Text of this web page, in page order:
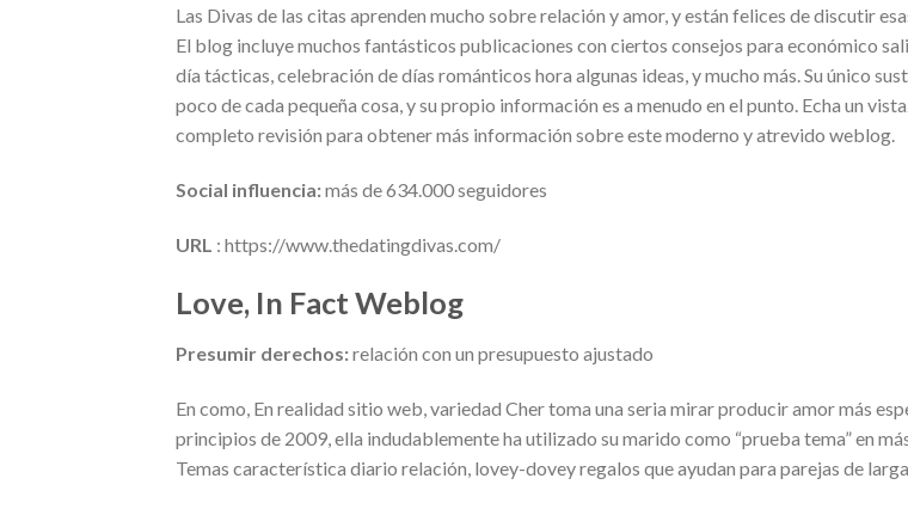
Las Divas de las citas aprenden mucho sobre relación y amor, y están felices de discutir
El blog incluye muchos fantásticos publicaciones con ciertos consejos para económico
día tácticas, celebración de días románticos hora algunas ideas, y mucho más. Su único
poco de cada pequeña cosa, y su propio información es a menudo en el punto. Echa un
completo revisión para obtener más información sobre este moderno y atrevido weblog.
Social influencia:más de 634.000 seguidores
URL : https://www.thedatingdivas.com/
Love, In Fact Weblog
Presumir derechos:relación con un presupuesto ajustado
En como, En realidad sitio web, variedad Cher toma una seria ​​mirar producir amor más
principios de 2009, ella indudablemente ha utilizado su marido ​​como “prueba tema” en
Temas característica diario relación, lovey-dovey regalos que ayudan para parejas de